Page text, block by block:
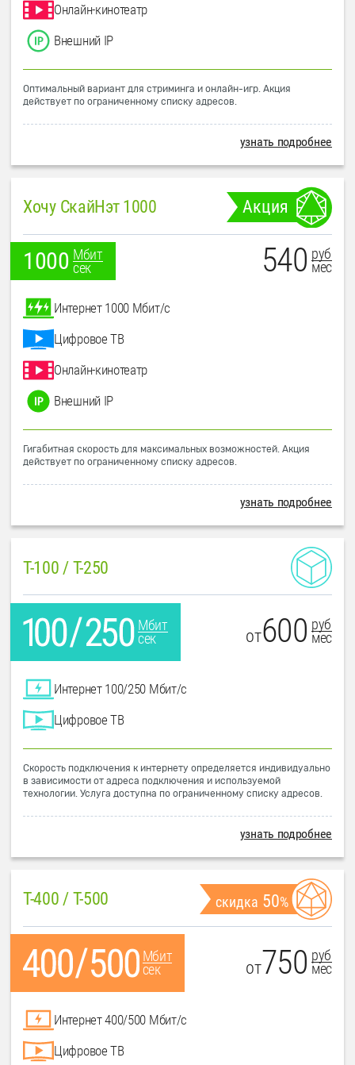
Онлайн-кинотеатр
Внешний IP
Оптимальный вариант для стриминга и онлайн-игр. Акция
действует по ограниченному списку адресов.
узнать подробнее
Хочу СкайНэт 1000 Акция
1000 Мбит
сек
540 руб
мес
Интернет 1000 Мбит/с
Цифровое ТВ
Онлайн-кинотеатр
Внешний IP
Гигабитная скорость для максимальных возможностей. Акция
действует по ограниченному списку адресов.
узнать подробнее
T-100 / T-250
Мбит
сек
от600 руб
мес
Интернет 100/250 Мбит/с
Цифровое ТВ
Скорость подключения к интернету определяется индивидуально
в зависимости от адреса подключения и используемой
технологии. Услуга доступна по ограниченному списку адресов.
узнать подробнее
T-400 / T-500 скидка 50%
Мбит
сек
от750 руб
мес
Интернет 400/500 Мбит/с
Цифровое ТВ